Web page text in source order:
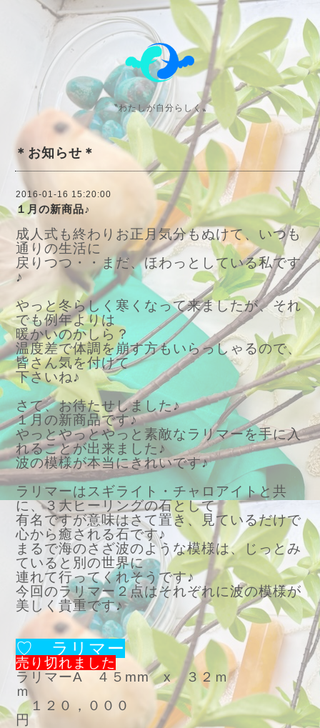
〝わたしが自分らしく〟
＊お知らせ＊
2016-01-16 15:20:00
１月の新商品♪
成人式も終わりお正月気分もぬけて、いつも
通りの生活に
戻りつつ・・まだ、ほわっとしている私です
♪
やっと冬らしく寒くなって来ましたが、それ
でも例年よりは
暖かいのかしら？
温度差で体調を崩す方もいらっしゃるので、
皆さん気を付けて
下さいね♪
さて、お待たせしました♪
１月の新商品です♪
やっとやっとやっと素敵なラリマーを手に入
れることが出来ました♪
波の模様が本当にきれいです♪
ラリマーはスギライト・チャロアイトと共
に、３大ヒーリングの石として
有名ですが意味はさて置き、見ているだけで
心から癒される石です♪
まるで海のさざ波のような模様は、じっとみ
ていると別の世界に
連れて行ってくれそうです♪
今回のラリマー２点はそれぞれに波の模様が
美しく貴重です♪
♡ ラリマー
売り切れました
ラリマーA ４５mm x ３２ｍ
ｍ
１２０，０００
円